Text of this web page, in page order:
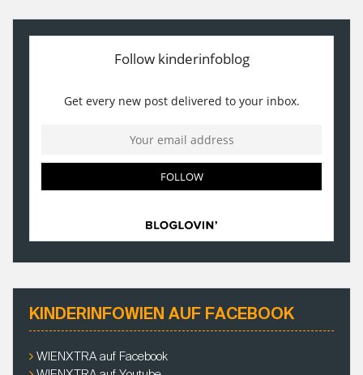
KINDERINFOWIEN AUF FACEBOOK
WIENXTRA auf Facebook